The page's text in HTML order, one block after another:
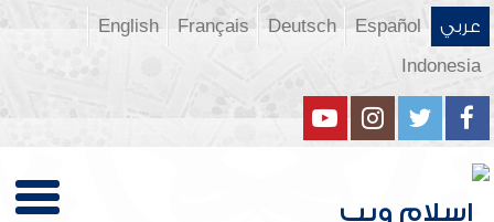
عربي Español
Deutsch
Français
English
Indonesia